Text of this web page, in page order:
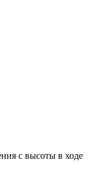
с высоты в ходе